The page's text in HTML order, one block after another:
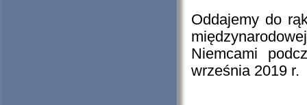
Oddajemy do
Niemcami
września 2019 r.